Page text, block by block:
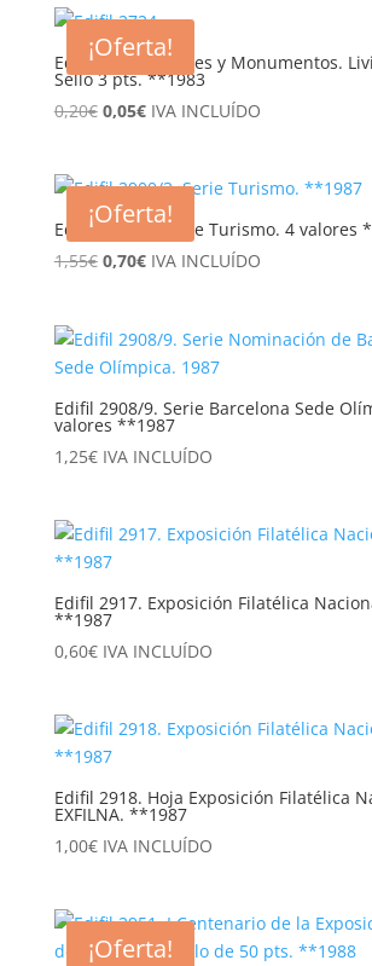
era:
1,70€.
es:
0,80€.
¡Oferta!
Edifil 2724. Paisajes y Monumentos.
Sello 3 pts. **1983
0,20€ El
era:
0,20€.
0,05€El
es:
0,05€.
IVA INCLUÍDO
¡Oferta!
Edifil 2900/3. Serie Turismo. 4 valores
1,55€ El
era:
1,55€.
0,70€El
es:
0,70€.
IVA INCLUÍDO
Edifil 2908/9. Serie Barcelona Sede
valores **1987
1,25€ IVA INCLUÍDO
Edifil 2917. Exposición Filatélica
**1987
0,60€ IVA INCLUÍDO
Edifil 2918. Hoja Exposición Filatélica
EXFILNA. **1987
1,00€ IVA INCLUÍDO
¡Oferta!